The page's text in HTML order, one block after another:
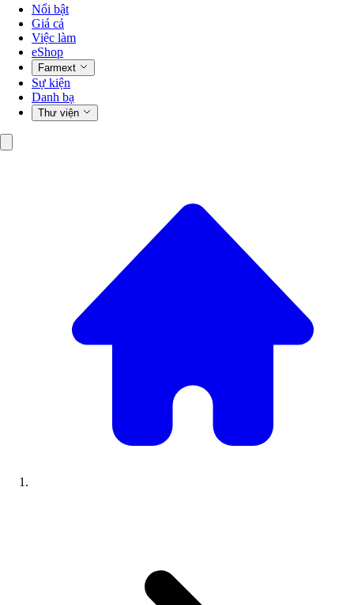
Nổi bật
Giá cả
Việc làm
eShop
Farmext
Sự kiện
Danh bạ
Thư viện